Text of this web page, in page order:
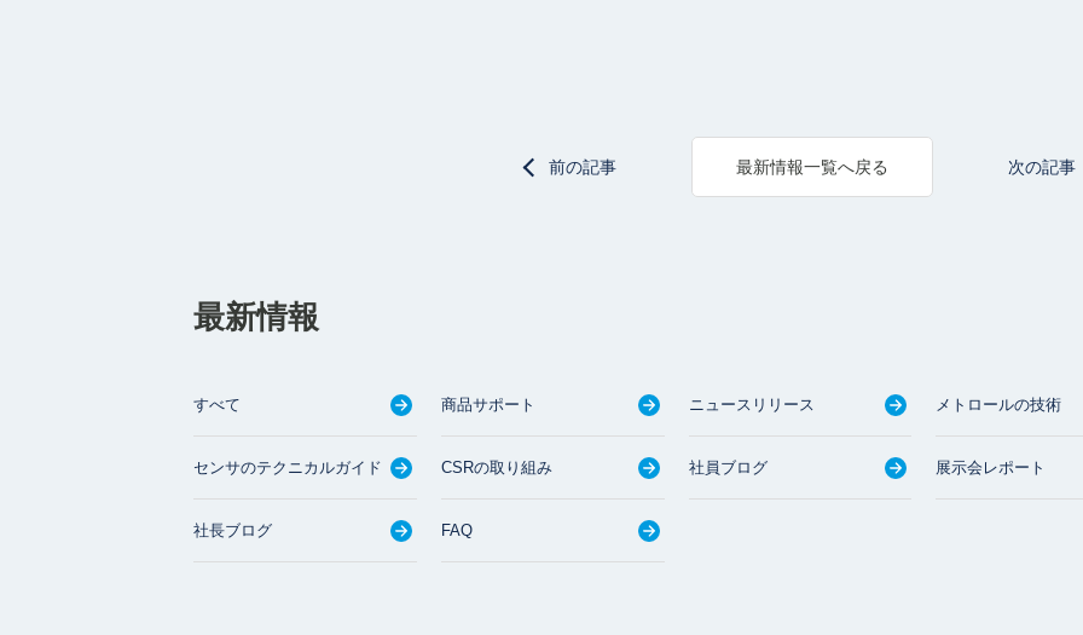
前の記事 最新情報一覧へ戻る 次の記事
最新情報
すべて 商品サポート ニュースリリース メトロールの技術
センサのテクニカルガイド CSRの取り組み 社員ブログ 展示会レポート
社長ブログ FAQ